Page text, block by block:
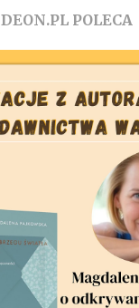
DEON.PL POLECA